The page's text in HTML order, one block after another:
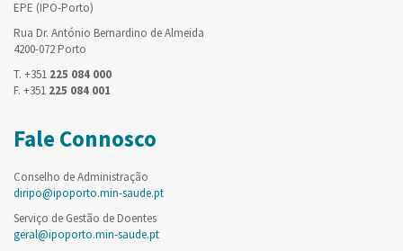
EPE (IPO-Porto)
Rua Dr. António Bernardino de Almeida
4200-072 Porto
T. +351 225 084 000
F. +351 225 084 001
Fale Connosco
Conselho de Administração
diripo@ipoporto.min-saude.pt
Serviço de Gestão de Doentes
geral@ipoporto.min-saude.pt